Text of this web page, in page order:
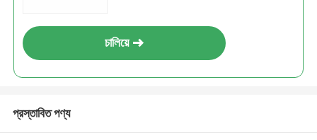
চালিয়ে
প্রস্তাবিত পণ্য